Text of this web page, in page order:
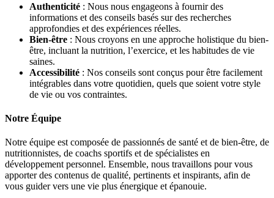
Authenticité : Nous nous engageons à fournir des
informations et des conseils basés sur des recherches
approfondies et des expériences réelles.
Bien-être : Nous croyons en une approche holistique du bien-
être, incluant la nutrition, l’exercice, et les habitudes de vie
saines.
Accessibilité : Nos conseils sont conçus pour être facilement
intégrables dans votre quotidien, quels que soient votre style
de vie ou vos contraintes.
Notre Équipe
Notre équipe est composée de passionnés de santé et de bien-être, de
nutritionnistes, de coachs sportifs et de spécialistes en
développement personnel. Ensemble, nous travaillons pour vous
apporter des contenus de qualité, pertinents et inspirants, afin de
vous guider vers une vie plus énergique et épanouie.